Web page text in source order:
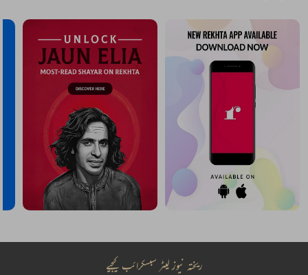
ریختہ نیوز لیٹر سبسکرائب کیجیے